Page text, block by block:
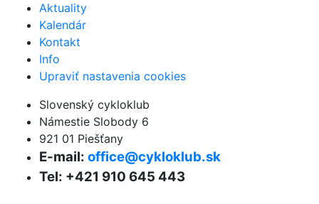
Aktuality
Kalendár
Kontakt
Info
Upraviť nastavenia cookies
Slovenský cykloklub
Námestie Slobody 6
921 01 Piešťany
E-mail: office@cykloklub.sk
Tel: +421 910 645 443